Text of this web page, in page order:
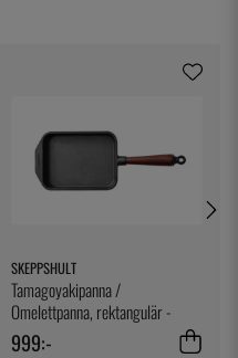
SKEPPSHULT
Tamagoyakipanna /
Omelettpanna, rektangulär -
Skeppshult
999:-